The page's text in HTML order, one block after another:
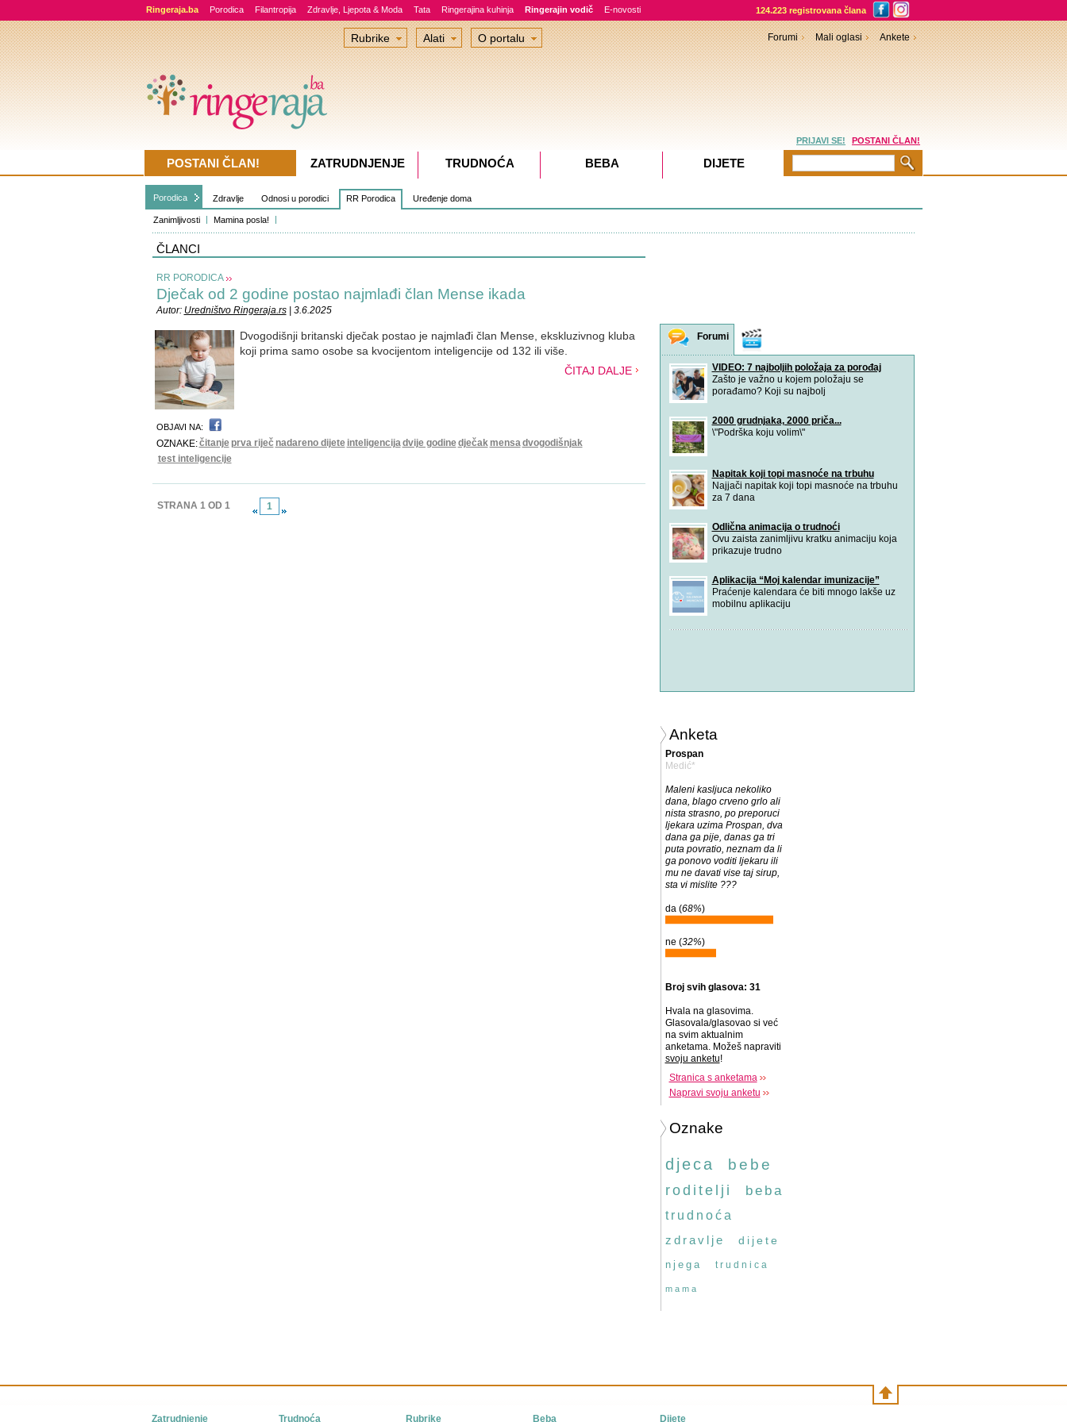
Ringeraja.ba Porodica Filantropija Zdravlje, Ljepota & Moda Tata Ringerajina kuhinja Ringerajin vodič E-novosti 124.223 registrovana člana
Porodica Zdravlje Odnosi u porodici RR Porodica
Zanimljivosti Mamina posla!
Uređenje doma
ČLANCI
RR PORODICA
Dječak od 2 godine postao najmlađi član Mense ikada
Autor: Uredništvo Ringeraja.rs| 3.6.2025
Dvogodišnji britanski dječak postao je najmlađi član Mense, ekskluzivnog kluba
koji prima samo osobe sa kvocijentom inteligencije od 132 ili više.
ČITAJ DALJE
OBJAVI NA:
OZNAKE:čitanje prva riječ nadareno dijete inteligencijadvije godinedječak mensadvogodišnjak
test inteligencije
STRANA 1 OD 1 1
Forumi
VIDEO: 7 najboljih položaja za porođaj
Zašto je važno u kojem položaju se
porađamo? Koji su najbolj
2000 grudnjaka, 2000 priča...
\"Podrška koju volim\"
Napitak koji topi masnoće na trbuhu
Najjači napitak koji topi masnoće na trbuhu
za 7 dana
Odlična animacija o trudnoći
Ovu zaista zanimljivu kratku animaciju koja
prikazuje trudno
Aplikacija “Moj kalendar imunizacije”
Praćenje kalendara će biti mnogo lakše uz
mobilnu aplikaciju
Anketa
Prospan
Medić*
Maleni kasljuca nekoliko
dana, blago crveno grlo ali
nista strasno, po preporuci
ljekara uzima Prospan, dva
dana ga pije, danas ga tri
puta povratio, neznam da li
ga ponovo voditi ljekaru ili
mu ne davati vise taj sirup,
sta vi mislite ???
da (68%)
ne (32%)
Broj svih glasova: 31
Hvala na glasovima.
Glasovala/glasovao si već
na svim aktualnim
anketama. Možeš napraviti
svoju anketu!
Stranica s anketama
Napravi svoju anketu
Oznake
djeca bebe
roditelji beba
trudnoća
zdravlje
dijete
njega trudnica
mama
Rubrike Alati O portalu Forumi Mali oglasi Ankete
PRIJAVI SE! POSTANI ČLAN!
POSTANI ČLAN! ZATRUDNJENJE TRUDNOĆA BEBA DIJETE
Zatrudnjenje Trudnoća Rubrike Beba Dijete